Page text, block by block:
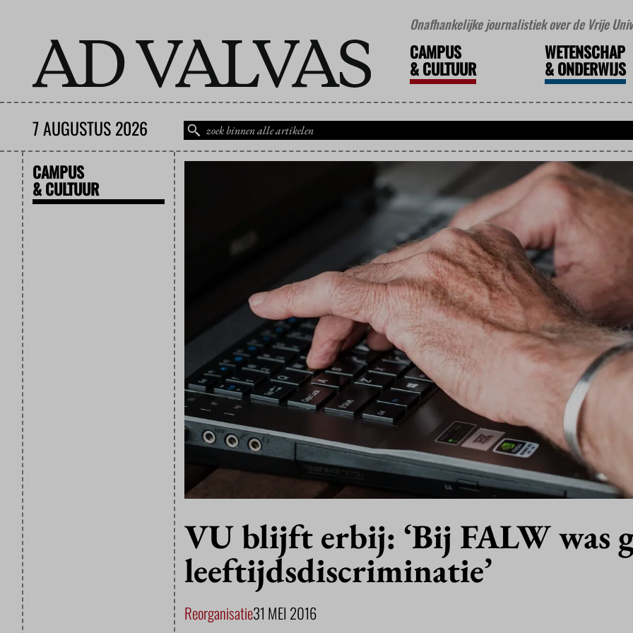
Onafhankelijke journalistiek over de Vrije
CAMPUS
&CULTUUR
WETENSCHAP
&ONDERWIJS
7 AUGUSTUS 2026
CAMPUS
& CULTUUR
VU blijft erbij: ‘Bij FALW was
leeftijdsdiscriminatie’
Reorganisatie31 MEI 2016